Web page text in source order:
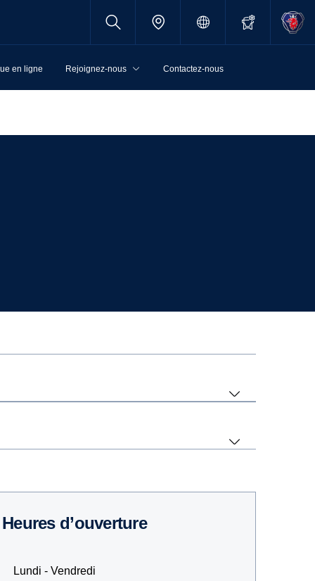
en ligne Rejoignez-nous Contactez-nous
Heures d’ouverture
Lundi - Vendredi